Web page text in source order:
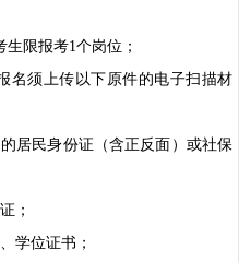
限报考1个岗位；
须上传以下原件的电子扫描材
民身份证（含正反面）或社保
；
位证书；